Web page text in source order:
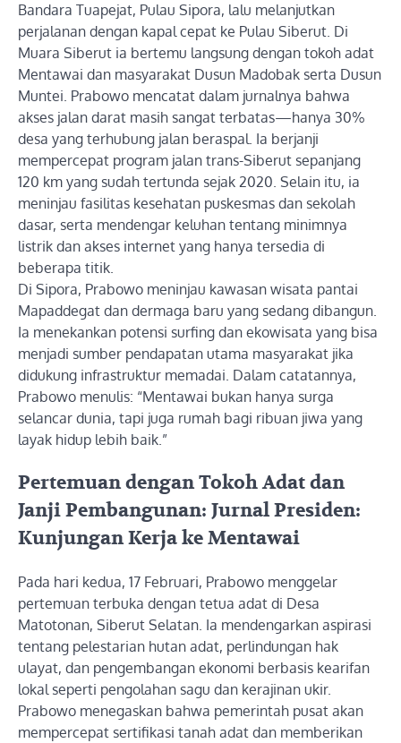
Bandara Tuapejat, Pulau Sipora, lalu melanjutkan
perjalanan dengan kapal cepat ke Pulau Siberut. Di
Muara Siberut ia bertemu langsung dengan tokoh adat
Mentawai dan masyarakat Dusun Madobak serta Dusun
Muntei. Prabowo mencatat dalam jurnalnya bahwa
akses jalan darat masih sangat terbatas—hanya 30%
desa yang terhubung jalan beraspal. Ia berjanji
mempercepat program jalan trans-Siberut sepanjang
120 km yang sudah tertunda sejak 2020. Selain itu, ia
meninjau fasilitas kesehatan puskesmas dan sekolah
dasar, serta mendengar keluhan tentang minimnya
listrik dan akses internet yang hanya tersedia di
beberapa titik.
Di Sipora, Prabowo meninjau kawasan wisata pantai
Mapaddegat dan dermaga baru yang sedang dibangun.
Ia menekankan potensi surfing dan ekowisata yang bisa
menjadi sumber pendapatan utama masyarakat jika
didukung infrastruktur memadai. Dalam catatannya,
Prabowo menulis: “Mentawai bukan hanya surga
selancar dunia, tapi juga rumah bagi ribuan jiwa yang
layak hidup lebih baik.”
Pertemuan dengan Tokoh Adat dan
Janji Pembangunan: Jurnal Presiden:
Kunjungan Kerja ke Mentawai
Pada hari kedua, 17 Februari, Prabowo menggelar
pertemuan terbuka dengan tetua adat di Desa
Matotonan, Siberut Selatan. Ia mendengarkan aspirasi
tentang pelestarian hutan adat, perlindungan hak
ulayat, dan pengembangan ekonomi berbasis kearifan
lokal seperti pengolahan sagu dan kerajinan ukir.
Prabowo menegaskan bahwa pemerintah pusat akan
mempercepat sertifikasi tanah adat dan memberikan